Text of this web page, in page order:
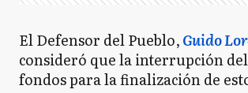
El Defensor del Pueblo,Guido
consideró que la interrupción
fondos para la finalización de